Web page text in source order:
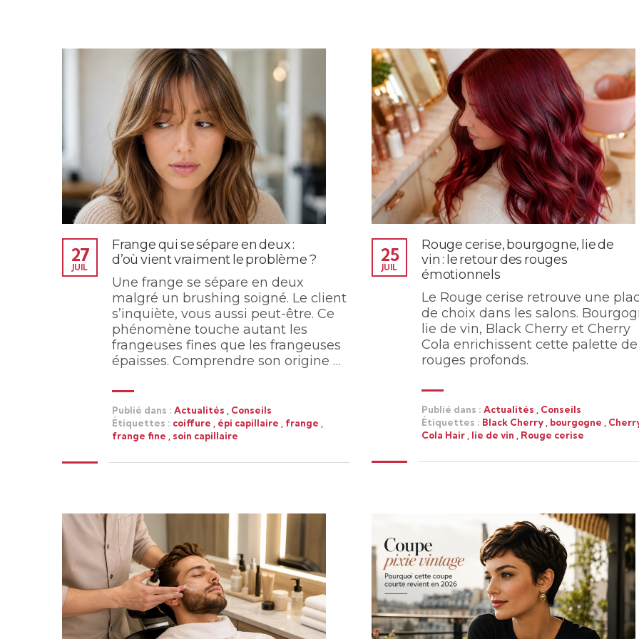
Frange qui se sépare en deux :
d’où vient vraiment le problème ?
27
JUIL
Une frange se sépare en deux
malgré un brushing soigné. Le client
s’inquiète, vous aussi peut-être. Ce
phénomène touche autant les
frangeuses fines que les frangeuses
épaisses. Comprendre son origine …
Publié dans : Actualités , Conseils
Étiquettes : coiffure , épi capillaire , frange ,
frange fine , soin capillaire
Rouge cerise, bourgogne, lie de
vin : le retour des rouges
émotionnels
25
JUIL
Le Rouge cerise retrouve une
de choix dans les salons.
lie de vin, Black Cherry et Cherry
Cola enrichissent cette palette de
rouges profonds.
Publié dans : Actualités , Conseils
Étiquettes : Black Cherry , bourgogne ,
Cola Hair , lie de vin , Rouge cerise